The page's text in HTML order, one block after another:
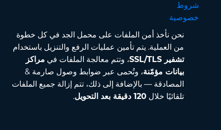
شروط
خصوصية
نحن نأخذ أمن الملفات على محمل الجد في كل خطوة
من العملية. يتم تأمين عمليات الرفع والتنزيل باستخدام
تشفير SSL/TLS
، وتتم معالجة الملفات في مراكز
بيانات مؤمّنة، وتُحمى عبر ضوابط وصول صارمة &
المصادقة — بالإضافة إلى ذلك، تتم إزالة جميع الملفات
تلقائيًا خلال 120 دقيقة بعد التحويل .